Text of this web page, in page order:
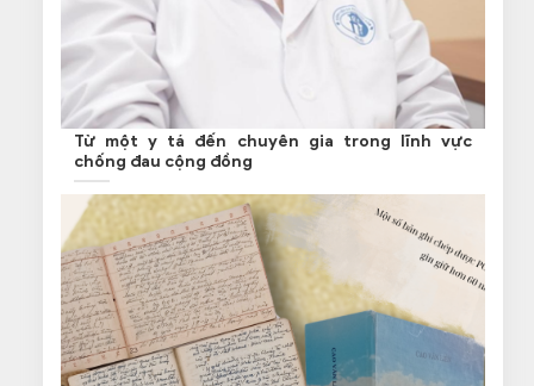
Từ một y tá đến chuyên gia trong lĩnh vực
chống đau cộng đồng